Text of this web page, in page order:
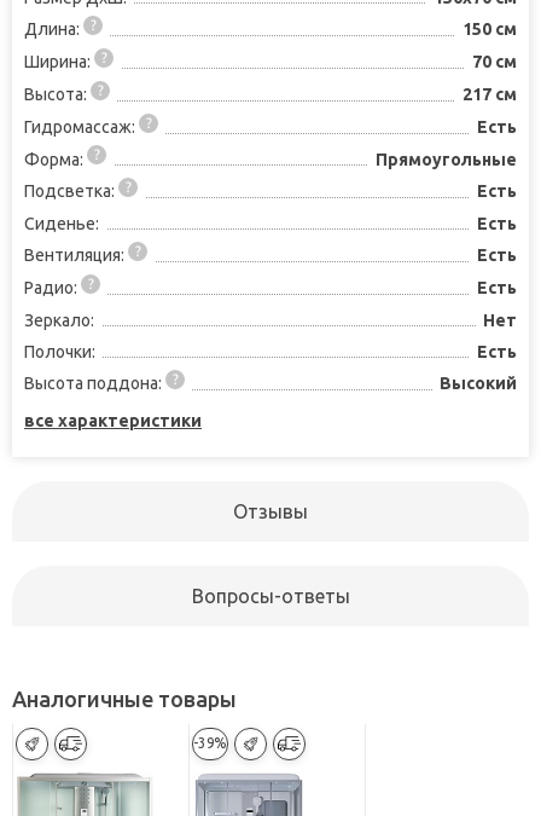
Длина:
150 см
Ширина:
70 см
Высота:
217 см
Гидромассаж:
Есть
Форма:
Прямоугольные
Подсветка:
Есть
Сиденье:
Есть
Вентиляция:
Есть
Радио:
Есть
Зеркало:
Нет
Полочки:
Есть
Высота поддона:
Высокий
все характеристики
Отзывы
Вопросы-ответы
Аналогичные товары
-39%